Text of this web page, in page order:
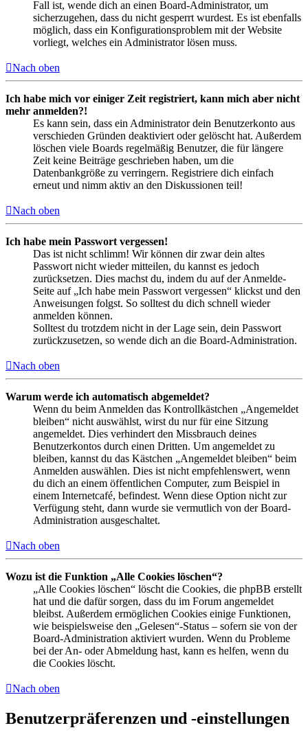
Fall ist, wende dich an einen Board-Administrator, um
sicherzugehen, dass du nicht gesperrt wurdest. Es ist ebenfalls
möglich, dass ein Konfigurationsproblem mit der Website
vorliegt, welches ein Administrator lösen muss.
Nach oben
Ich habe mich vor einiger Zeit registriert, kann mich aber nicht
mehr anmelden?!
Es kann sein, dass ein Administrator dein Benutzerkonto aus
verschieden Gründen deaktiviert oder gelöscht hat. Außerdem
löschen viele Boards regelmäßig Benutzer, die für längere
Zeit keine Beiträge geschrieben haben, um die
Datenbankgröße zu verringern. Registriere dich einfach
erneut und nimm aktiv an den Diskussionen teil!
Nach oben
Ich habe mein Passwort vergessen!
Das ist nicht schlimm! Wir können dir zwar dein altes
Passwort nicht wieder mitteilen, du kannst es jedoch
zurücksetzen. Dies machst du, indem du auf der Anmelde-
Seite auf „Ich habe mein Passwort vergessen“ klickst und den
Anweisungen folgst. So solltest du dich schnell wieder
anmelden können.
Solltest du trotzdem nicht in der Lage sein, dein Passwort
zurückzusetzen, so wende dich an die Board-Administration.
Nach oben
Warum werde ich automatisch abgemeldet?
Wenn du beim Anmelden das Kontrollkästchen „Angemeldet
bleiben“ nicht auswählst, wirst du nur für eine Sitzung
angemeldet. Dies verhindert den Missbrauch deines
Benutzerkontos durch einen Dritten. Um angemeldet zu
bleiben, kannst du das Kästchen „Angemeldet bleiben“ beim
Anmelden auswählen. Dies ist nicht empfehlenswert, wenn
du dich an einem öffentlichen Computer, zum Beispiel in
einem Internetcafé, befindest. Wenn diese Option nicht zur
Verfügung steht, dann wurde sie vermutlich von der Board-
Administration ausgeschaltet.
Nach oben
Wozu ist die Funktion „Alle Cookies löschen“?
„Alle Cookies löschen“ löscht die Cookies, die phpBB erstellt
hat und die dafür sorgen, dass du im Forum angemeldet
bleibst. Außerdem ermöglichen Cookies einige Funktionen,
wie beispielsweise den „Gelesen“-Status – sofern sie von der
Board-Administration aktiviert wurden. Wenn du Probleme
bei der An- oder Abmeldung hast, kann es helfen, wenn du
die Cookies löscht.
Nach oben
Benutzerpräferenzen und -einstellungen